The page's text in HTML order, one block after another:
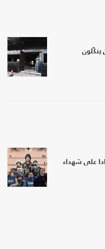
ينكّلون
حدادا على شهداء